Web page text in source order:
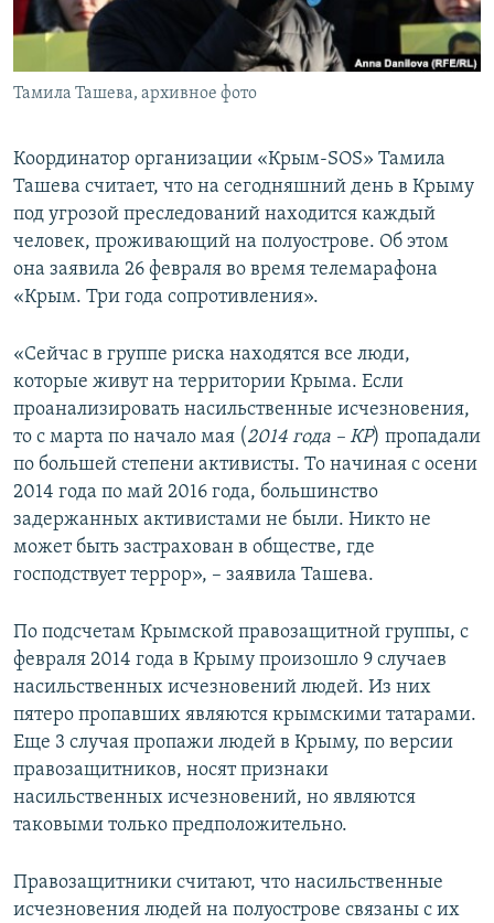
ПОБЕДИТЕЛЕЙ НЕ СУДЯТ?
КРЫМ.НЕПОКОРЕННЫЙ
ELIFBE
ПРИСОЕДИНЯЙТЕСЬ!
Все сайты RFE/RL
Тамила Ташева, архивное фото
Координатор организации «Крым-SOS» Тамила
Ташева считает, что на сегодняшний день в Крыму
под угрозой преследований находится каждый
человек, проживающий на полуострове. Об этом
она заявила 26 февраля во время телемарафона
«Крым. Три года сопротивления».
«Сейчас в группе риска находятся все люди,
которые живут на территории Крыма. Если
проанализировать насильственные исчезновения,
то с марта по начало мая (2014 года – КР) пропадали
по большей степени активисты. То начиная с осени
2014 года по май 2016 года, большинство
задержанных активистами не были. Никто не
может быть застрахован в обществе, где
господствует террор», – заявила Ташева.
По подсчетам Крымской правозащитной группы, с
февраля 2014 года в Крыму произошло 9 случаев
насильственных исчезновений людей. Из них
пятеро пропавших являются крымскими татарами.
Еще 3 случая пропажи людей в Крыму, по версии
правозащитников, носят признаки
насильственных исчезновений, но являются
таковыми только предположительно.
Правозащитники считают, что насильственные
исчезновения людей на полуострове связаны с их